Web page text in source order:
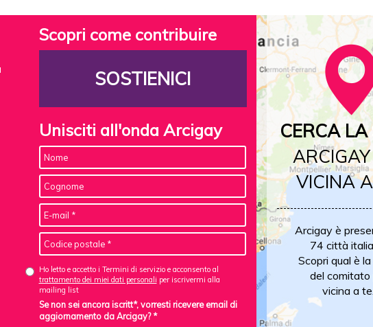
Scopri come contribuire
SOSTIENICI
Unisciti all'onda Arcigay
Ho letto e accetto i Termini di servizio e acconsento al
trattamento dei miei dati personali per iscrivermi alla
mailing list
Se non sei ancora iscritt*, vorresti ricevere email di
aggiornamento da Arcigay? *
CERCA LA
VICINA
Arcigay è
74 città
Scopri qual è
del comitato
vicina a te.